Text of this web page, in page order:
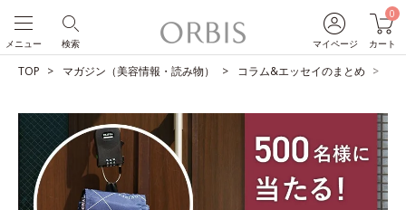
マイページ
0
カート
検索
メニュー
TOP マガジン（美容情報・読み物） コラム&エッセイのまとめ